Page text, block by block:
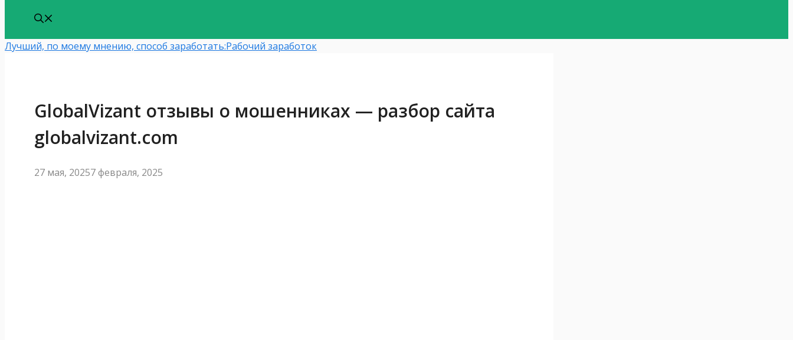
Лучший, по моему мнению, способ заработать:Рабочий заработок
GlobalVizant отзывы о мошенниках — разбор сайта
globalvizant.com
27 мая, 20257 февраля, 2025